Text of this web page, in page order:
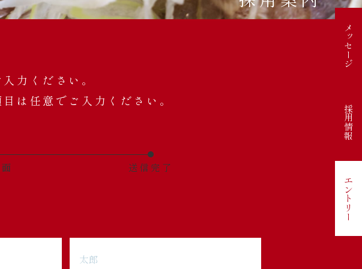
メッセージ
採用情報
エントリー
力ください。
は任意でご入力ください。
送信完了